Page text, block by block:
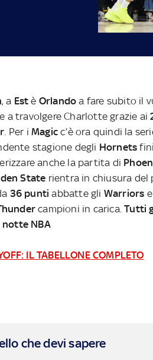
, a Estè Orlando a fare subito il
a travolgere Charlotte grazie ai
. Per iMagicc’è ora quindi la
stagione degli Hornets
anche la partita di
State rientra in chiusura del
36 punti abbatte gli Warriors
campioni in carica.Tutti
notte NBA
IL TABELLONE COMPLETO
che devi sapere